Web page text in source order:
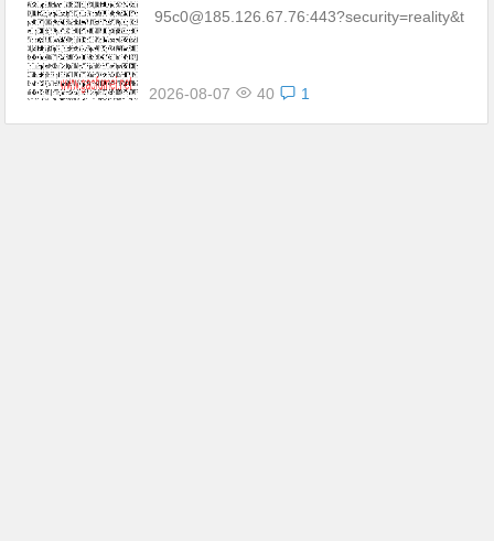
坡|台湾|马来西亚|…
95c0@185.126.67.76:443?security=reality&t
2026-08-07 40 1